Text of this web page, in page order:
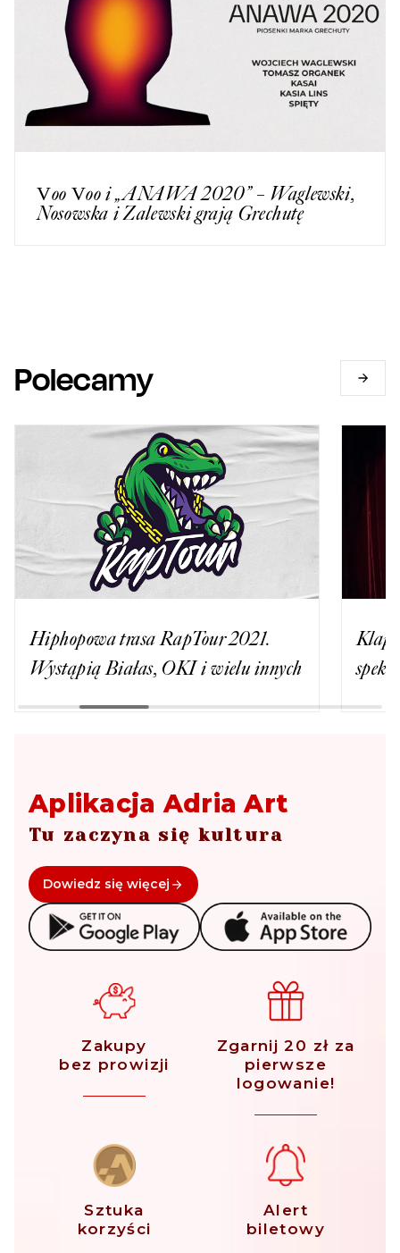
Voo Voo i „ANAWA 2020” – Waglewski,
Nosowska i Zalewski grają Grechutę
Polecamy
Hiphopowa trasa RapTour 2021.
Wystąpią Białas, OKI i wielu innych
Aplikacja Adria Art
Tu zaczyna się kultura
Dowiedz się więcej
Zakupy
bez prowizji
Zgarnij 20 zł za
pierwsze
logowanie!
Sztuka
korzyści
Alert
biletowy